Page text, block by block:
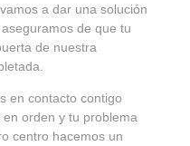
a dar una solución
de que tu
de nuestra
en contacto contigo
orden y tu problema
centro hacemos un